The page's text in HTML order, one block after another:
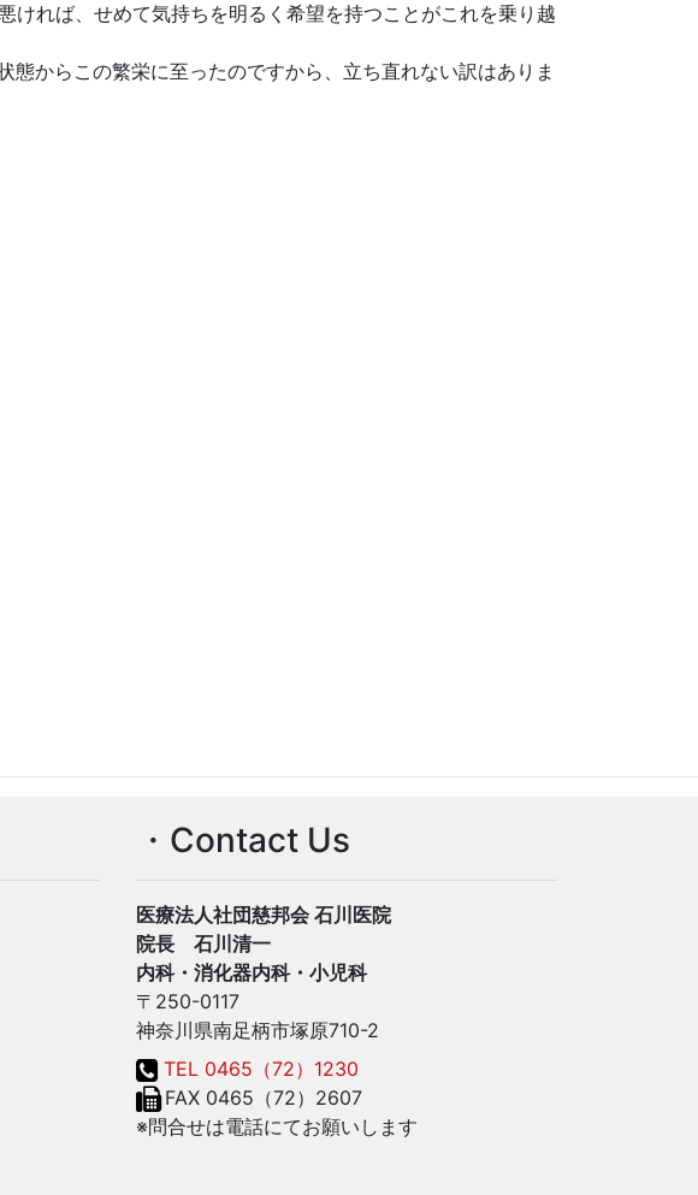
れば、せめて気持ちを明るく希望を持つことがこれを乗り越
からこの繁栄に至ったのですから、立ち直れない訳はありま
・Contact Us
医療法人社団慈邦会 石川医院
院長 石川清一
内科・消化器内科・小児科
〒250-0117
神奈川県南足柄市塚原710-2
TEL 0465（72）1230
FAX 0465（72）2607
※問合せは電話にてお願いします